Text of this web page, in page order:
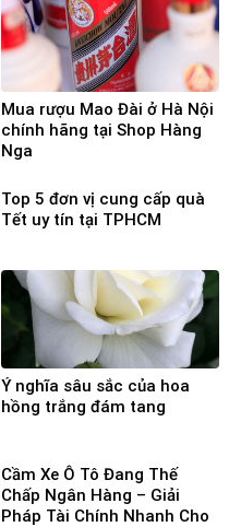
Mua rượu Mao Đài ở Hà Nội
chính hãng tại Shop Hàng
Nga
Top 5 đơn vị cung cấp quà
Tết uy tín tại TPHCM
Ý nghĩa sâu sắc của hoa
hồng trắng đám tang
Cầm Xe Ô Tô Đang Thế
Chấp Ngân Hàng – Giải
Pháp Tài Chính Nhanh Cho